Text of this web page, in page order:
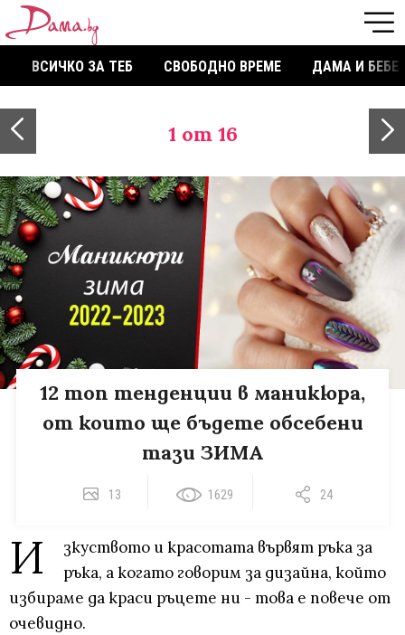
ВСИЧКО ЗА ТЕБ СВОБОДНО ВРЕМЕ ДАМА И БЕБЕ
1 от 16
12 топ тенденции в маникюра,
от които ще бъдете обсебени
тази ЗИМА
13 1629 24
И
зкуството и красотата вървят ръка за
ръка, а когато говорим за дизайна, който
избираме да краси ръцете ни - това е повече от
очевидно.